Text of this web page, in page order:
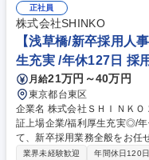
正社員
株式会社SHINKO
【浅草橋/新卒採用人
生充実 /年休127日 採
月給21万円～40万円
東京都台東区
企業名 株式会社ＳＨＩＮＫＯ 求人名 【浅草橋/新卒採用人事】黒字経営/東
証上場企業/福利厚生充実◎/年休127日 仕事の内容 人
て、新卒採用業務全般をお任
秀な学生を採用し、会社の将
業界未経験歓迎 年間休日120